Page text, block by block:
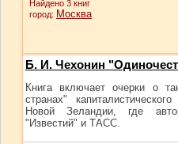
Найдено 3 книг
город: Москва
Б. И. Чехонин
Книга включает очерки о
странах"
Новой Зеландии, где
"Известий" и ТАСС.